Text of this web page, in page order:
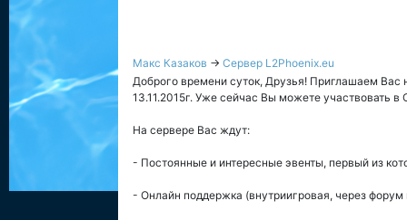
Макс Казаков → Сервер L2Phoenix.eu
Доброго времени суток, Друзья! Приглашаем Вас
13.11.2015г. Уже сейчас Вы можете участвовать в
На сервере Вас ждут:
- Постоянные и интересные эвенты, первый из
- Онлайн поддержка (внутриигровая, через форум